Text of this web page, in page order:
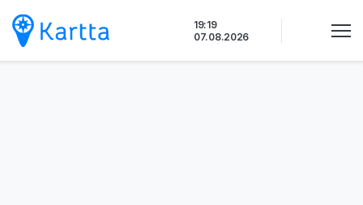
sisältöön
19:19
07.08.2026